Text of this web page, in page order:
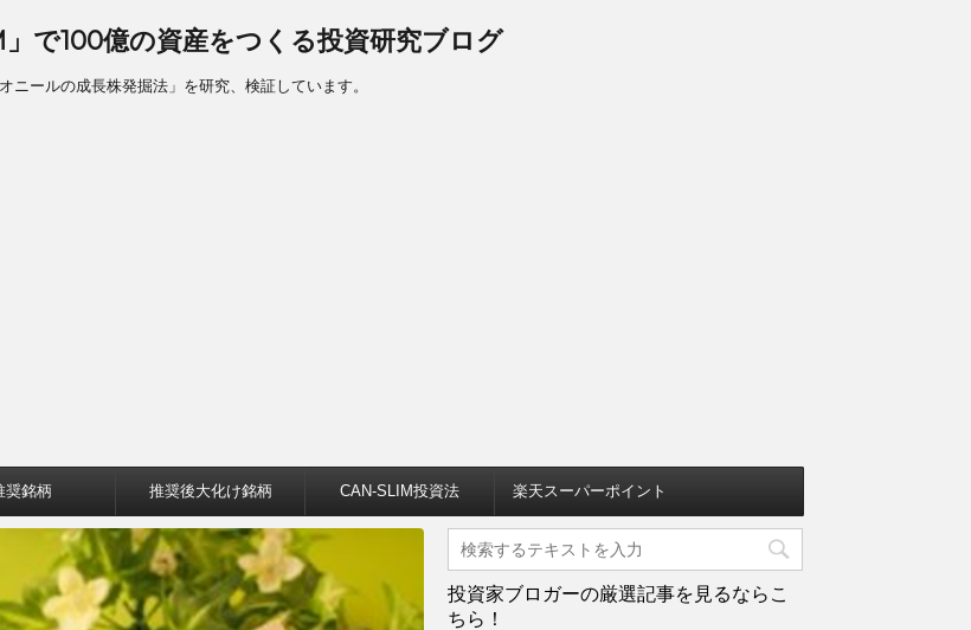
」で100億の資産をつくる投資研究ブログ
オニールの成長株発掘法」を研究、検証しています。
奨銘柄 推奨後大化け銘柄 CAN-SLIM投資法 楽天スーパーポイント
投資家ブロガーの厳選記事を見るならこ
ちら！